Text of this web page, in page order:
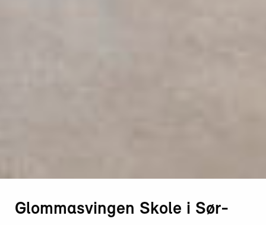
Glommasvingen Skole i Sør-